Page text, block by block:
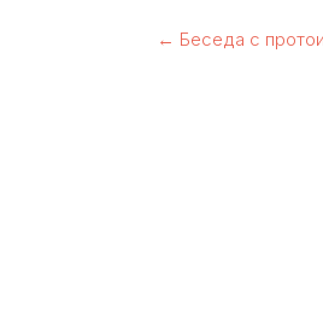
Навигация
← Беседа с